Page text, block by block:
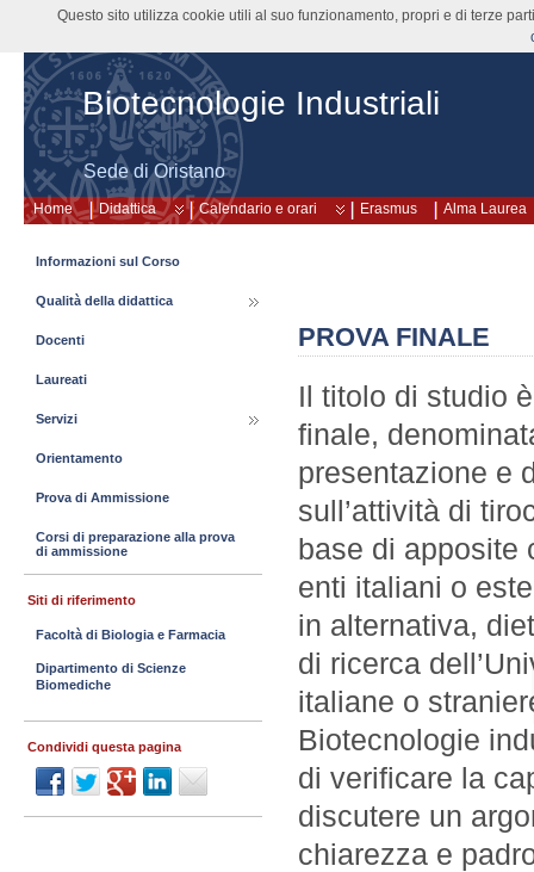
Biotecnologie Industriali
Sede di Oristano
Home Didattica Calendario e orari Erasmus Alma Laurea
PROVA FINALE
Il titolo di studio
finale,
presentazione e
sull’attività di
base di apposite
enti italiani o
in alternativa,
di ricerca
italiane o
Biotecnologie
di verificare la
discutere un
chiarezza e
Informazioni sul Corso
Qualità della didattica
Docenti
Laureati
Servizi
Orientamento
Prova di Ammissione
Corsi di preparazione alla prova
di ammissione
Siti di riferimento
Facoltà di Biologia e Farmacia
Dipartimento di Scienze
Biomediche
Condividi questa pagina
Questo sito utilizza cookie utili al suo funzionamento, propri e di terze